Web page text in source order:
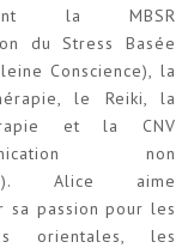
la MBSR
du Stress Basée
Conscience), la
le Reiki, la
et la CNV
non
Alice aime
sa passion pour les
orientales, les